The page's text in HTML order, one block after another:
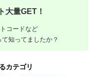
大量GET！
コードなど
知ってましたか？
カテゴリ